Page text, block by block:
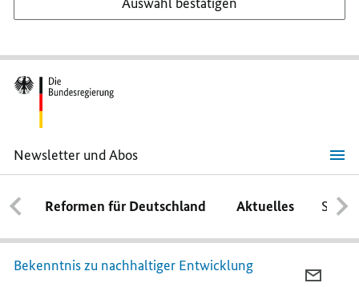
Newsletter und Abos
Bundesregierung
entwickelt
Deutsche
Nachhaltigkeitsstrategie
weiter
Reformen für Deutschland Aktuelles
Bekenntnis zu nachhaltiger Entwicklung